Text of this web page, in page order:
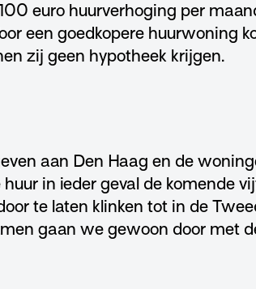
euro huurverhoging per
een goedkopere huurwoning
zij geen hypotheek krijgen.
aan Den Haag en de
in ieder geval de komende
te laten klinken tot in de
gaan we gewoon door met